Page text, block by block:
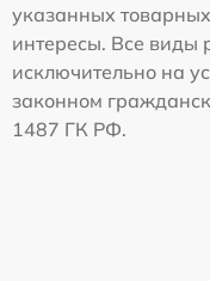
указанных
интересы. Все виды
исключительно на
законном
1487 ГК РФ.